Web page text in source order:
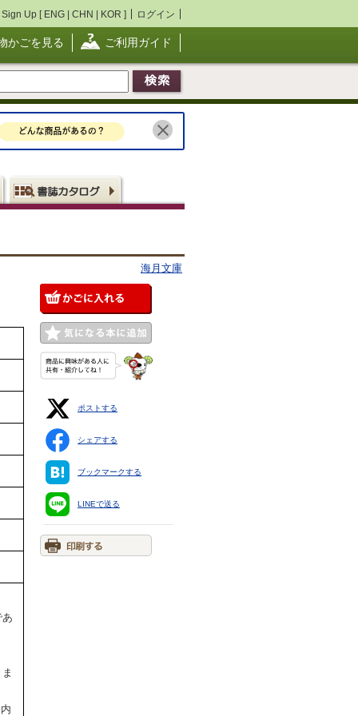
Sign Up [ ENG | CHN | KOR ] ログイン
かごを見る ご利用ガイド
海月文庫
ポストする
シェアする
ブックマークする
LINEで送る